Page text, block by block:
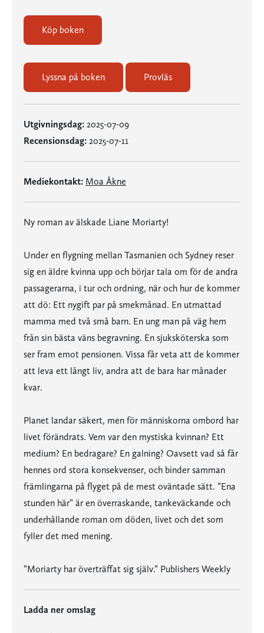
Köp boken
Lyssna på boken Provläs
Utgivningsdag: 2025-07-09
Recensionsdag: 2025-07-11
Mediekontakt: Moa Åkne
Ny roman av älskade Liane Moriarty!
Under en flygning mellan Tasmanien och Sydney reser
sig en äldre kvinna upp och börjar tala om för de andra
passagerarna, i tur och ordning, när och hur de kommer
att dö: Ett nygift par på smekmånad. En utmattad
mamma med två små barn. En ung man på väg hem
från sin bästa väns begravning. En sjuksköterska som
ser fram emot pensionen. Vissa får veta att de kommer
att leva ett långt liv, andra att de bara har månader
kvar.
Planet landar säkert, men för människorna ombord har
livet förändrats. Vem var den mystiska kvinnan? Ett
medium? En bedragare? En galning? Oavsett vad så får
hennes ord stora konsekvenser, och binder samman
främlingarna på flyget på de mest oväntade sätt. ”Ena
stunden här” är en överraskande, tankeväckande och
underhållande roman om döden, livet och det som
fyller det med mening.
”Moriarty har överträffat sig själv.” Publishers Weekly
Ladda ner omslag